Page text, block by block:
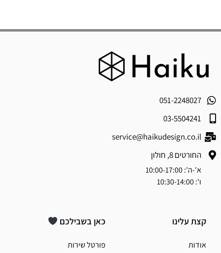
051-2248027
03-5504241
service@haikudesign.co.il
החורטים 8, חולון
א'-ה': 10:00-17:00
ו': 10:30-14:00
קצת עלינו
אודות
כאן בשבילכם
פורטל שירות